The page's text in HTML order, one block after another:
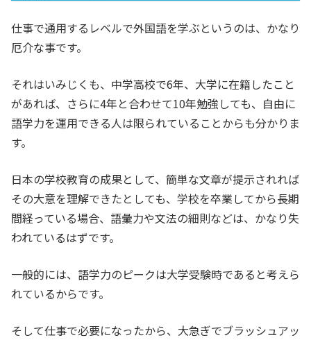
仕事で通用するレベルで外国語を学ぶというのは、かなり
厄介な事です。
それはいみじくも、中学高校で6年、大学に在籍したこと
があれば、さらに4年と合わせて10年勉強しても、自由に
語学力を運用できる人は限られていることからも分かりま
す。
日本の学校教育の成果として、簡単な文章が提示されれば
その大意を理解できたとしても、学校を卒業してから長期
間経っている場合、語彙力や文法の細則などは、かなり失
われているはずです。
一般的には、語学力のピークは大学受験時であると考えら
れているからです。
そして仕事で必要になったから、大急ぎでブラッシュアッ